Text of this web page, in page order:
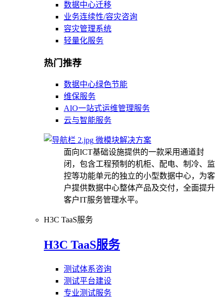
数据中心迁移
业务连续性/容灾咨询
容灾管理系统
轻量化服务
热门推荐
数据中心绿色节能
维保服务
AIO一站式运维管理服务
云与智能服务
微模块解决方案
面向ICT基础设施提供的一款采用通道封
闭，包含工程预制的机柜、配电、制冷、监
控等功能单元的独立的小型数据中心，为客
户提供数据中心整体产品及交付，全面提升
客户IT服务管理水平。
H3C TaaS服务
H3C TaaS服务
测试体系咨询
测试平台建设
专业测试服务